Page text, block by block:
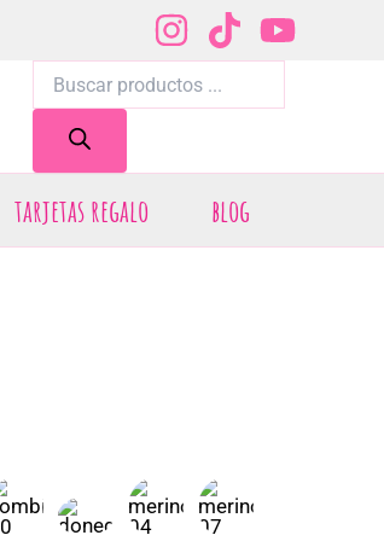
tarjetas regalo blog